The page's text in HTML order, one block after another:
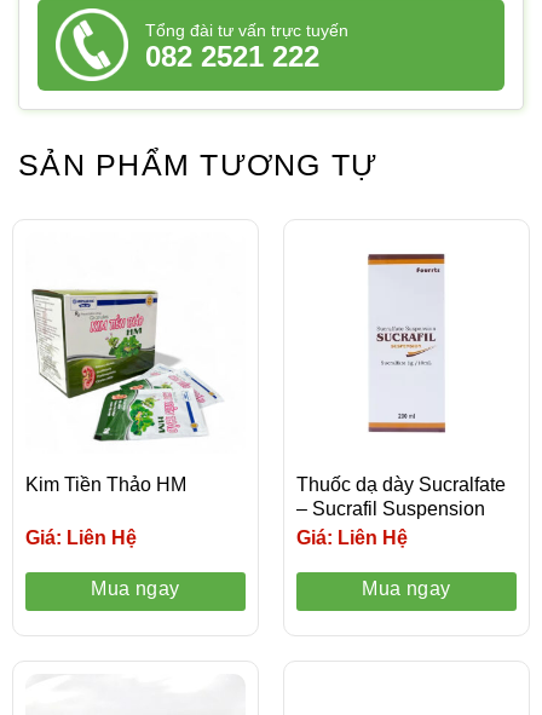
Tổng đài tư vấn trực tuyến
082 2521 222
SẢN PHẨM TƯƠNG TỰ
Kim Tiền Thảo HM
Giá: Liên Hệ
Mua ngay
Thuốc dạ dày Sucralfate
– Sucrafil Suspension
Giá: Liên Hệ
Mua ngay